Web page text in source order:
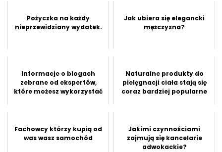
Pożyczka na każdy
nieprzewidziany wydatek.
Jak ubiera się elegancki
mężczyzna?
Informacje o blogach
zebrane od ekspertów,
które możesz wykorzystać
Naturalne produkty do
pielęgnacji ciała stają się
coraz bardziej popularne
Fachowcy którzy kupią od
was wasz samochód
Jakimi czynnościami
zajmują się kancelarie
adwokackie?